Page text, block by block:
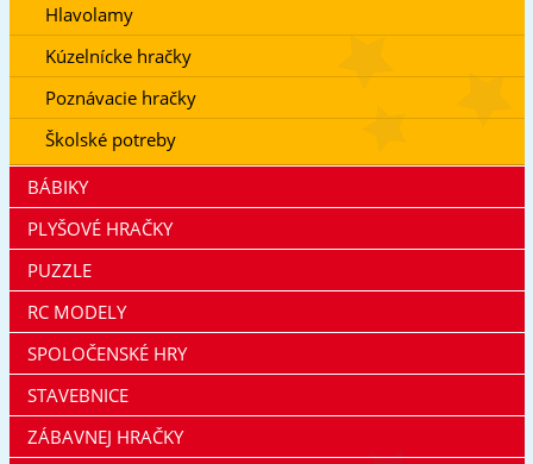
Hlavolamy
Kúzelnícke hračky
Poznávacie hračky
Školské potreby
BÁBIKY
PLYŠOVÉ HRAČKY
PUZZLE
RC MODELY
SPOLOČENSKÉ HRY
STAVEBNICE
ZÁBAVNEJ HRAČKY